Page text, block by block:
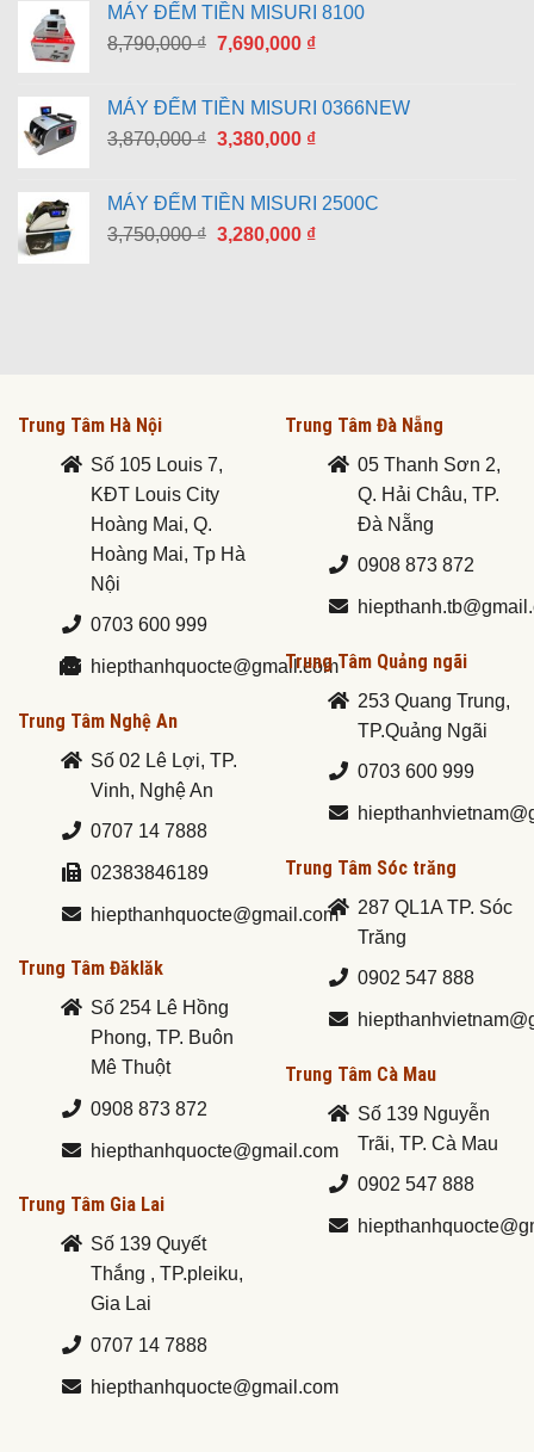
MÁY ĐẾM TIỀN MISURI 8100
8,790,000₫ Giá
là:
8,790,000 ₫.
7,690,000 ₫Giá
là:
7,690,000 ₫.
MÁY ĐẾM TIỀN MISURI 0366NEW
3,870,000₫ Giá
là:
3,870,000 ₫.
3,380,000 ₫Giá
là:
3,380,000 ₫.
MÁY ĐẾM TIỀN MISURI 2500C
3,750,000₫ Giá
3,280,000 ₫Giá
Trung Tâm Hà Nội
Số 105 Louis 7,
KĐT Louis City
Hoàng Mai, Q.
Hoàng Mai, Tp Hà
Nội
0703 600 999
hiepthanhquocte@gmail.com
Trung Tâm Nghệ An
Số 02 Lê Lợi, TP.
Vinh, Nghệ An
0707 14 7888
02383846189
hiepthanhquocte@gmail.com
Trung Tâm Đăklăk
Số 254 Lê Hồng
Phong, TP. Buôn
Mê Thuột
0908 873 872
hiepthanhquocte@gmail.com
Trung Tâm Gia Lai
Số 139 Quyết
Thắng , TP.pleiku,
Gia Lai
0707 14 7888
hiepthanhquocte@gmail.com
Trung Tâm Đà Nẵng
05 Thanh Sơn 2,
Q. Hải Châu, TP.
Đà Nẵng
0908 873 872
Trung Tâm Quảng ngãi
253 Quang Trung,
TP.Quảng Ngãi
0703 600 999
Trung Tâm Sóc trăng
287 QL1A TP. Sóc
Trăng
0902 547 888
Trung Tâm Cà Mau
Số 139 Nguyễn
Trãi, TP. Cà Mau
0902 547 888